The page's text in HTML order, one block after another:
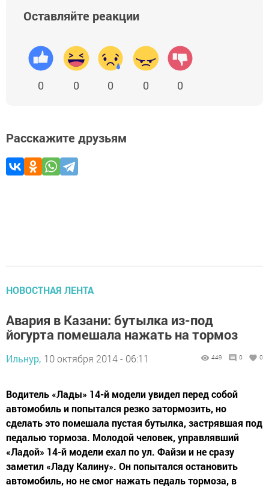
Оставляйте реакции
0 0 0 0 0
Расскажите друзьям
НОВОСТНАЯ ЛЕНТА
Авария в Казани: бутылка из-под
йогурта помешала нажать на тормоз
Ильнур, 10 октября 2014 - 06:11 449 0 0
Водитель «Лады» 14-й модели увидел перед собой
автомобиль и попытался резко затормозить, но
сделать это помешала пустая бутылка, застрявшая под
педалью тормоза. Молодой человек, управлявший
«Ладой» 14-й модели ехал по ул. Файзи и не сразу
заметил «Ладу Калину». Он попытался остановить
автомобиль, но не смог нажать педаль тормоза, в